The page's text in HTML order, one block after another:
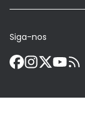
Siga-nos